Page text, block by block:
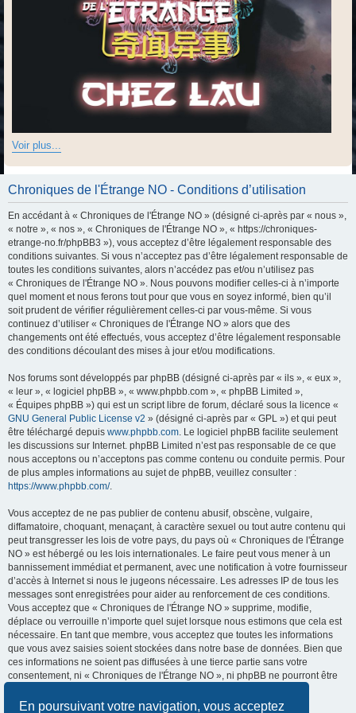
En poursuivant votre navigation, vous acceptez
Voir plus...
Chroniques de l'Étrange NO - Conditions d’utilisation
En accédant à « Chroniques de l'Étrange NO » (désigné ci-après par « nous »,
« notre », « nos », « Chroniques de l'Étrange NO », « https://chroniques-
etrange-no.fr/phpBB3 »), vous acceptez d’être légalement responsable des
conditions suivantes. Si vous n’acceptez pas d’être légalement responsable de
toutes les conditions suivantes, alors n’accédez pas et/ou n’utilisez pas
« Chroniques de l'Étrange NO ». Nous pouvons modifier celles-ci à n’importe
quel moment et nous ferons tout pour que vous en soyez informé, bien qu’il
soit prudent de vérifier régulièrement celles-ci par vous-même. Si vous
continuez d’utiliser « Chroniques de l'Étrange NO » alors que des
changements ont été effectués, vous acceptez d’être légalement responsable
des conditions découlant des mises à jour et/ou modifications.
Nos forums sont développés par phpBB (désigné ci-après par « ils », « eux »,
« leur », « logiciel phpBB », « www.phpbb.com », « phpBB Limited »,
« Équipes phpBB ») qui est un script libre de forum, déclaré sous la licence «
GNU General Public License v2 » (désigné ci-après par « GPL ») et qui peut
être téléchargé depuis www.phpbb.com . Le logiciel phpBB facilite seulement
les discussions sur Internet. phpBB Limited n’est pas responsable de ce que
nous acceptons ou n’acceptons pas comme contenu ou conduite permis. Pour
de plus amples informations au sujet de phpBB, veuillez consulter :
https://www.phpbb.com/.
Vous acceptez de ne pas publier de contenu abusif, obscène, vulgaire,
diffamatoire, choquant, menaçant, à caractère sexuel ou tout autre contenu qui
peut transgresser les lois de votre pays, du pays où « Chroniques de l'Étrange
NO » est hébergé ou les lois internationales. Le faire peut vous mener à un
bannissement immédiat et permanent, avec une notification à votre fournisseur
d’accès à Internet si nous le jugeons nécessaire. Les adresses IP de tous les
messages sont enregistrées pour aider au renforcement de ces conditions.
Vous acceptez que « Chroniques de l'Étrange NO » supprime, modifie,
déplace ou verrouille n’importe quel sujet lorsque nous estimons que cela est
nécessaire. En tant que membre, vous acceptez que toutes les informations
que vous avez saisies soient stockées dans notre base de données. Bien que
ces informations ne soient pas diffusées à une tierce partie sans votre
consentement, ni « Chroniques de l'Étrange NO », ni phpBB ne pourront être
compromettre les données.